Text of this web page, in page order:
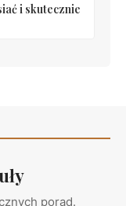
i skutecznie
porad.